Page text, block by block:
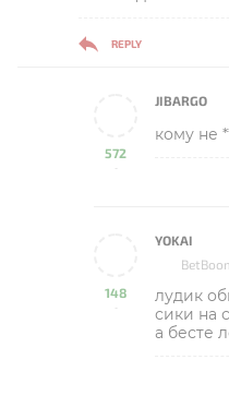
REPLY
572
-
JIBARGO
кому не
148
-
YOKAI
лудик
сики на
а бесте